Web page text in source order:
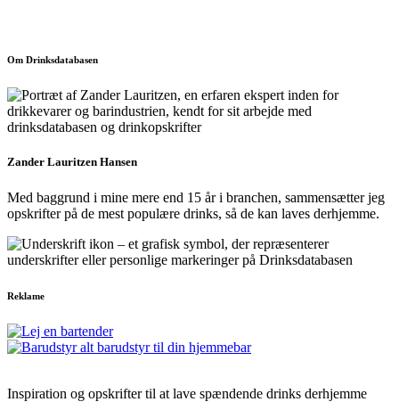
Om Drinksdatabasen
Zander Lauritzen Hansen
Med baggrund i mine mere end 15 år i branchen, sammensætter jeg
opskrifter på de mest populære drinks, så de kan laves derhjemme.
Reklame
Inspiration og opskrifter til at lave spændende drinks derhjemme